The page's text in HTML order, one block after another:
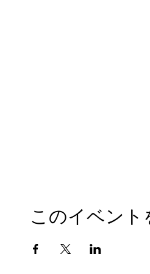
このイベント